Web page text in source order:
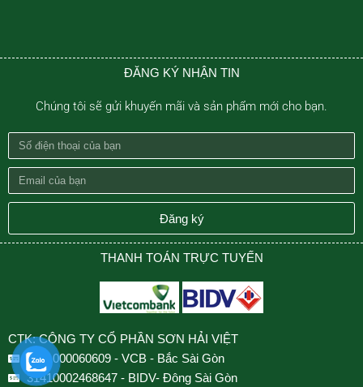
ĐĂNG KÝ NHẬN TIN
Chúng tôi sẽ gửi khuyến mãi và sản phẩm mới cho bạn.
Số
điện
thoại
của
Email
của
Đăng ký
THANH TOÁN TRỰC TUYẾN
CTK: CÔNG TY CỔ PHẦN SƠN HẢI VIỆT
0501000060609 - VCB - Bắc Sài Gòn
31410002468647 - BIDV- Đông Sài Gòn